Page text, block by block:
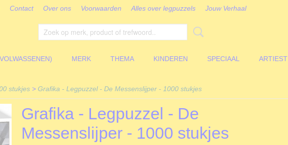
Contact Over ons Voorwaarden Alles over legpuzzels Jouw Verhaal
MERK THEMA KINDEREN SPECIAAL ARTIEST
stukjes > Grafika - Legpuzzel - De Messenslijper - 1000 stukjes
Grafika - Legpuzzel - De
Messenslijper - 1000 stukjes